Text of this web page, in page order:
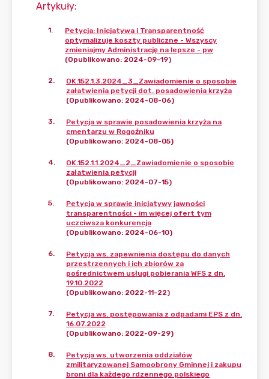
Artykuły:
1.
Petycja: Inicjatywa i Transparentność
optymalizuje koszty publiczne - Wszyscy
zmieniajmy Administrację na lepsze - pw
(Opublikowano: 2024-09-19)
2.
OK.152.1.3.2024_3_Zawiadomienie o sposobie
załatwienia petycji dot. posadowienia krzyża
(Opublikowano: 2024-08-06)
3.
Petycja w sprawie posadowienia krzyża na
cmentarzu w Rogoźniku
(Opublikowano: 2024-08-05)
4.
OK.152.1.1.2024_2_Zawiadomienie o sposobie
załatwienia petycji
(Opublikowano: 2024-07-15)
5.
Petycja w sprawie inicjatywy jawności
transparentności - im więcej ofert tym
uczciwsza konkurencja
(Opublikowano: 2024-06-10)
6.
Petycja ws. zapewnienia dostępu do danych
przestrzennych i ich zbiorów za
pośrednictwem usługi pobierania WFS z dn.
19.10.2022
(Opublikowano: 2022-11-22)
7.
Petycja ws. postępowania z odpadami EPS z dn.
16.07.2022
(Opublikowano: 2022-09-29)
8.
Petycja ws. utworzenia oddziałów
zmilitaryzowanej Samoobrony Gminnej i zakupu
broni dla każdego rdzennego polskiego